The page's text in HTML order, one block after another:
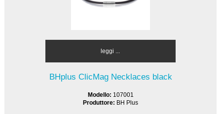
leggi ...
BHplus ClicMag Necklaces black
Modello: 107001
Produttore: BH Plus